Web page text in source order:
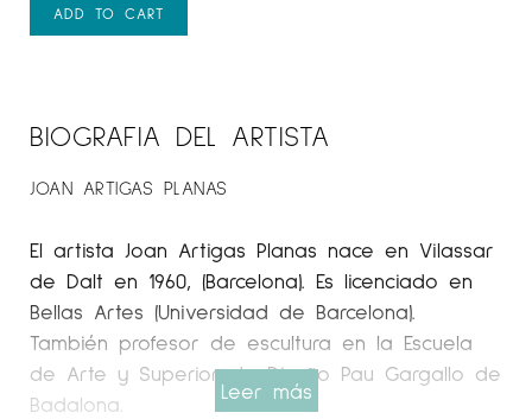
ADD TO CART
BIOGRAFIA DEL ARTISTA
JOAN ARTIGAS PLANAS
El artista Joan Artigas Planas nace en Vilassar
de Dalt en 1960, (Barcelona). Es licenciado en
Bellas Artes (Universidad de Barcelona).
También profesor de escultura en la Escuela
de Arte y Superior de Diseño Pau Gargallo de
Badalona.
Leer más